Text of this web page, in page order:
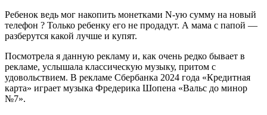
Ребенок ведь мог накопить монетками N-ую сумму на новый
телефон ? Только ребенку его не продадут. А мама с папой —
разберутся какой лучше и купят.
Посмотрела я данную рекламу и, как очень редко бывает в
рекламе, услышала классическую музыку, притом с
удовольствием. В рекламе Сбербанка 2024 года «Кредитная
карта» играет музыка Фредерика Шопена «Вальс до минор
№7».